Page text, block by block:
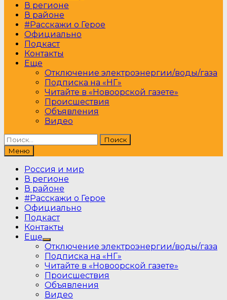
В регионе
В районе
#Расскажи о Герое
Официально
Подкаст
Контакты
Еще
Отключение электроэнергии/воды/газа
Подписка на «НГ»
Читайте в «Новоорской газете»
Происшествия
Объявления
Видео
Найти:
Меню
Россия и мир
В регионе
В районе
#Расскажи о Герое
Официально
Подкаст
Контакты
Еще
Show
sub
menu
Отключение электроэнергии/воды/газа
Подписка на «НГ»
Читайте в «Новоорской газете»
Происшествия
Объявления
Видео